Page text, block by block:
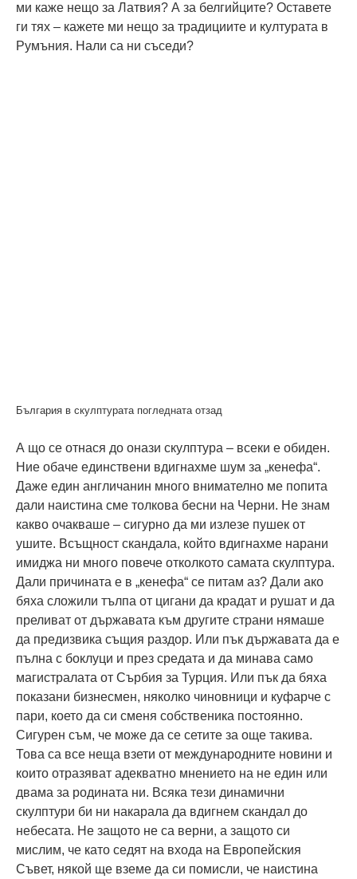
ми каже нещо за Латвия? А за белгийците? Оставете
ги тях – кажете ми нещо за традициите и културата в
Румъния. Нали са ни съседи?
България в скулптурата погледната отзад
А що се отнася до онази скулптура – всеки е обиден.
Ние обаче единствени вдигнахме шум за „кенефа“.
Даже един англичанин много внимателно ме попита
дали наистина сме толкова бесни на Черни. Не знам
какво очакваше – сигурно да ми излезе пушек от
ушите. Всъщност скандала, който вдигнахме нарани
имиджа ни много повече отколкото самата скулптура.
Дали причината е в „кенефа“ се питам аз? Дали ако
бяха сложили тълпа от цигани да крадат и рушат и да
преливат от държавата към другите страни нямаше
да предизвика същия раздор. Или пък държавата да е
пълна с боклуци и през средата и да минава само
магистралата от Сърбия за Турция. Или пък да бяха
показани бизнесмен, няколко чиновници и куфарче с
пари, което да си сменя собственика постоянно.
Сигурен съм, че може да се сетите за още такива.
Това са все неща взети от международните новини и
които отразяват адекватно мнението на не един или
двама за родината ни. Всяка тези динамични
скулптури би ни накарала да вдигнем скандал до
небесата. Не защото не са верни, а защото си
мислим, че като седят на входа на Европейския
Съвет, някой ще вземе да си помисли, че наистина